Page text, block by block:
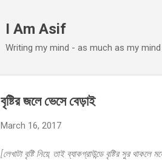
I Am Asif
Writing my mind - as much as my
বৃষ্টির জলে ভেসে বেড়াই
March 16, 2017
[লেখাটা বৃষ্টি নিয়ে, তাই ব্যাকগ্রাউন্ডে বৃষ্টির সুর থাকলে